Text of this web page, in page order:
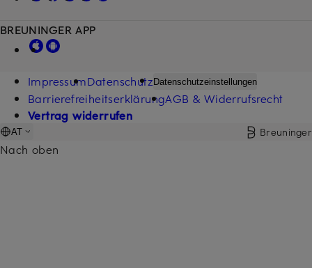
BREUNINGER APP
ImpressumDatenschutzDatenschutzeinstellungen
BarrierefreiheitserklärungAGB & Widerrufsrecht
Vertrag widerrufen
AT Breuninger
Nach oben